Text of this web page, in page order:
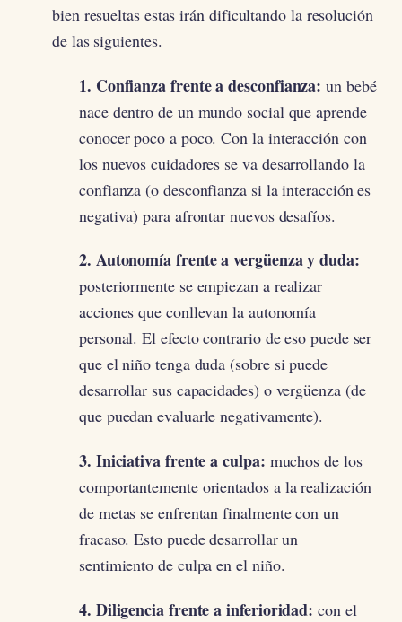
bien resueltas estas irán dificultando la resolución
de las siguientes.
1. Confianza frente a desconfianza: un bebé
nace dentro de un mundo social que aprende
conocer poco a poco. Con la interacción con
los nuevos cuidadores se va desarrollando la
confianza (o desconfianza si la interacción es
negativa) para afrontar nuevos desafíos.
2. Autonomía frente a vergüenza y duda:
posteriormente se empiezan a realizar
acciones que conllevan la autonomía
personal. El efecto contrario de eso puede ser
que el niño tenga duda (sobre si puede
desarrollar sus capacidades) o vergüenza (de
que puedan evaluarle negativamente).
3. Iniciativa frente a culpa: muchos de los
comportantemente orientados a la realización
de metas se enfrentan finalmente con un
fracaso. Esto puede desarrollar un
sentimiento de culpa en el niño.
4. Diligencia frente a inferioridad: con el